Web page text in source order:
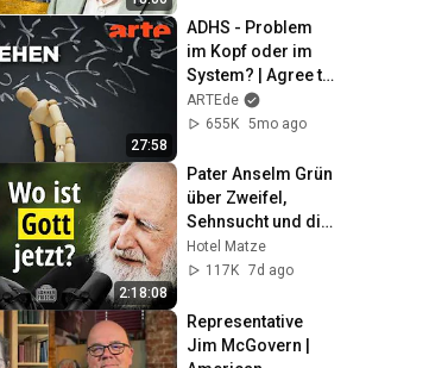
27:58
ADHS - Problem
im Kopf oder im
System? | Agree to
Disagree! | ARTE
ARTEde
655K 5mo ago
2:18:08
Pater Anselm Grün
über Zweifel,
Sehnsucht und die
Hoffnung in
dunklen Zeiten
Hotel Matze
117K 7d ago
Representative
Jim McGovern |